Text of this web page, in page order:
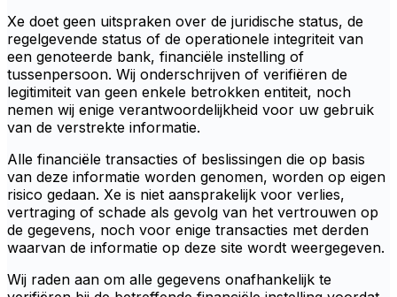
Xe doet geen uitspraken over de juridische status, de
regelgevende status of de operationele integriteit van
een genoteerde bank, financiële instelling of
tussenpersoon. Wij onderschrijven of verifiëren de
legitimiteit van geen enkele betrokken entiteit, noch
nemen wij enige verantwoordelijkheid voor uw gebruik
van de verstrekte informatie.
Alle financiële transacties of beslissingen die op basis
van deze informatie worden genomen, worden op eigen
risico gedaan. Xe is niet aansprakelijk voor verlies,
vertraging of schade als gevolg van het vertrouwen op
de gegevens, noch voor enige transacties met derden
waarvan de informatie op deze site wordt weergegeven.
Wij raden aan om alle gegevens onafhankelijk te